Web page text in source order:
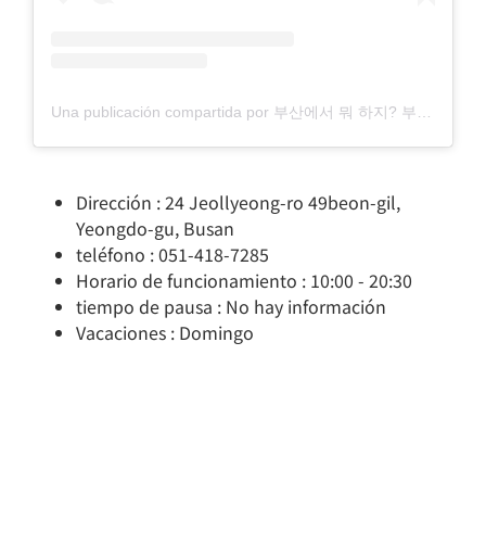
Dirección : 24 Jeollyeong-ro 49beon-gil,
Yeongdo-gu, Busan
teléfono : 051-418-7285
Horario de funcionamiento : 10:00 - 20:30
tiempo de pausa : No hay información
Vacaciones : Domingo